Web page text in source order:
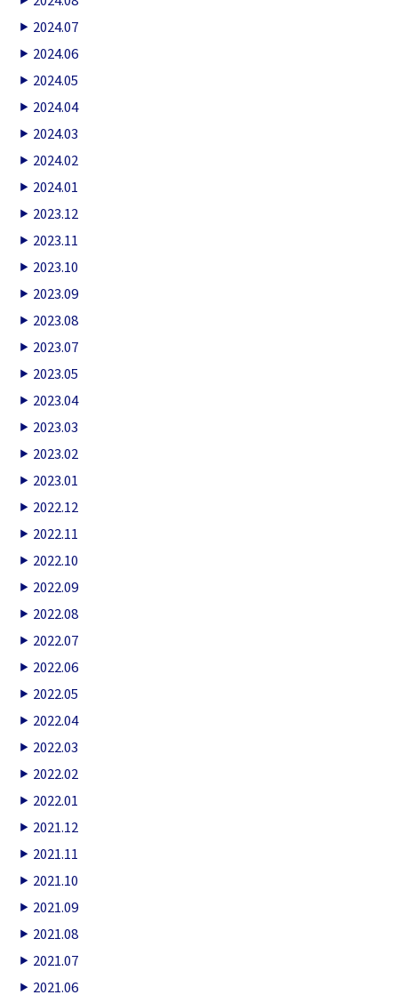
2024.07
2024.06
2024.05
2024.04
2024.03
2024.02
2024.01
2023.12
2023.11
2023.10
2023.09
2023.08
2023.07
2023.05
2023.04
2023.03
2023.02
2023.01
2022.12
2022.11
2022.10
2022.09
2022.08
2022.07
2022.06
2022.05
2022.04
2022.03
2022.02
2022.01
2021.12
2021.11
2021.10
2021.09
2021.08
2021.07
2021.06